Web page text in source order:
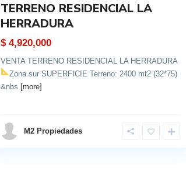
TERRENO RESIDENCIAL LA
HERRADURA
$ 4,920,000
VENTA TERRENO RESIDENCIAL LA HERRADURA
Zona sur SUPERFICIE Terreno: 2400 mt2 (32*75)
&nbs [more]
M2 Propiedades